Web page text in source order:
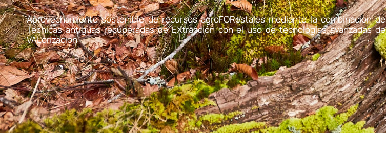
Aprovechamiento sostenible de recursos agroFORestales mediante la combinación de
Técnicas antiguas recuperadas de EXtracción con el uso de tecnologías avanzadas de
VALorización